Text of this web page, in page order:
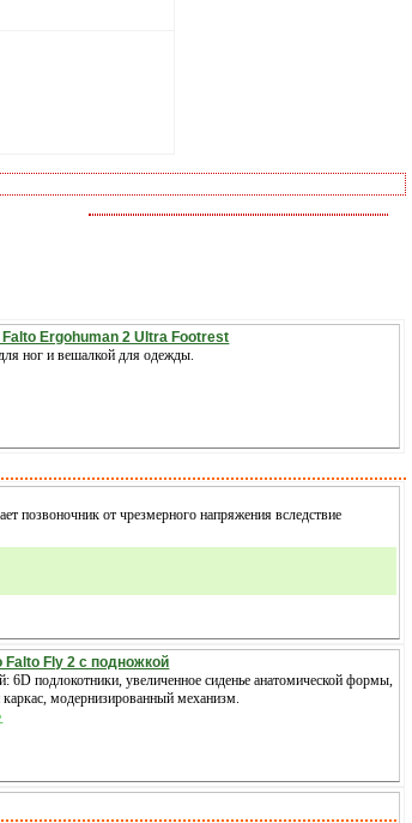
Ergohuman 2 Ultra Footrest
ног и вешалкой для одежды.
позвоночник от чрезмерного напряжения вследствие
Falto Fly 2 с подножкой
6D подлокотники, увеличенное сиденье анатомической формы,
модернизированный механизм.